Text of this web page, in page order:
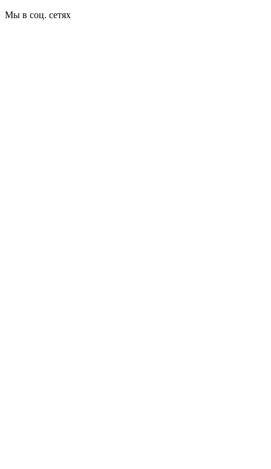
Мы в соц. сетях